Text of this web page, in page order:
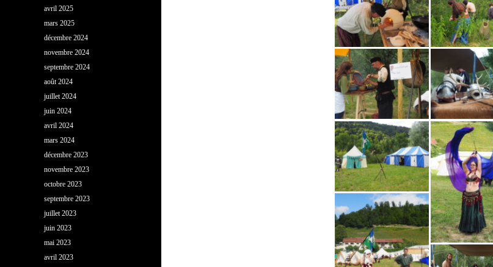
avril 2025
mars 2025
décembre 2024
novembre 2024
septembre 2024
août 2024
juillet 2024
juin 2024
avril 2024
mars 2024
décembre 2023
novembre 2023
octobre 2023
septembre 2023
juillet 2023
juin 2023
mai 2023
avril 2023